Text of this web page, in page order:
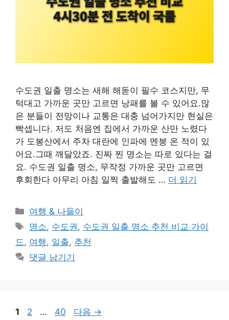
수도권 일출 명소는 새해 해돋이 필수 코스지만, 무
턱대고 가까운 곳만 고르면 낭패를 볼 수 있어요.많
은 분들이 전망이나 교통은 대충 넘어가지만 현실은
빡셉니다. 저도 처음엔 집에서 가까운 산만 노렸다
가 도봉산에서 주차 대란에 인파에 멘붕 온 적이 있
어요.그때 깨달았죠. 진짜 찐 명소는 따로 있다는 걸
요. 수도권 일출 명소, 무작정 가까운 곳만 고르면
후회한다 아무리 아침 일찍 출발해도 … 더 읽기
카
테
고
리
여행 & 나들이
태
그
명소, 수도권 , 수도권 일출 명소 추천 비교 가이
드 , 여행 , 일출, 추천
댓글 남기기
페
1
페
2 …
페
40 다음 →